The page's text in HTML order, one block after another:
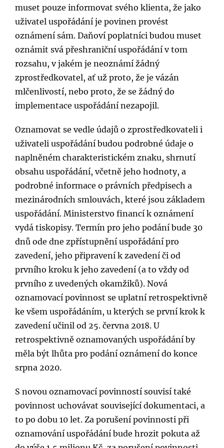
muset pouze informovat svého klienta, že jako
uživatel uspořádání je povinen provést
oznámení sám. Daňoví poplatníci budou muset
oznámit svá přeshraniční uspořádání v tom
rozsahu, v jakém je neoznámí žádný
zprostředkovatel, ať už proto, že je vázán
mlčenlivostí, nebo proto, že se žádný do
implementace uspořádání nezapojil.
Oznamovat se vedle údajů o zprostředkovateli i
uživateli uspořádání budou podrobné údaje o
naplněném charakteristickém znaku, shrnutí
obsahu uspořádání, včetně jeho hodnoty, a
podrobné informace o právních předpisech a
mezinárodních smlouvách, které jsou základem
uspořádání. Ministerstvo financí k oznámení
vydá tiskopisy. Termín pro jeho podání bude 30
dnů ode dne zpřístupnění uspořádání pro
zavedení, jeho připravení k zavedení či od
prvního kroku k jeho zavedení (a to vždy od
prvního z uvedených okamžiků). Nová
oznamovací povinnost se uplatní retrospektivně
ke všem uspořádáním, u kterých se první krok k
zavedení učinil od 25. června 2018. U
retrospektivně oznamovaných uspořádání by
měla být lhůta pro podání oznámení do konce
srpna 2020.
S novou oznamovací povinností souvisí také
povinnost uchovávat související dokumentaci, a
to po dobu 10 let. Za porušení povinnosti při
oznamování uspořádání bude hrozit pokuta až